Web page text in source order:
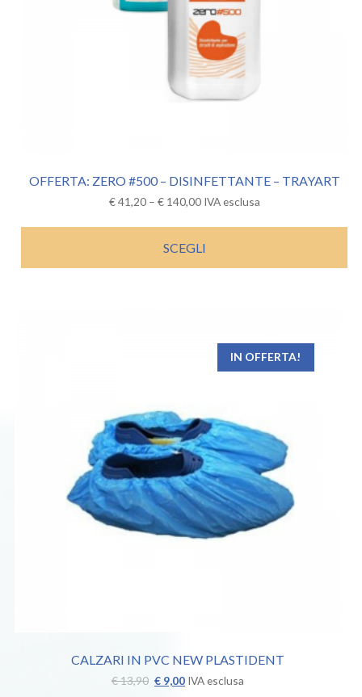
OFFERTA: ZERO #500 – DISINFETTANTE – TRAYART
€41,20– €140,00 IVA esclusa
SCEGLI
IN OFFERTA!
CALZARI IN PVC NEW PLASTIDENT
€13,90 Il
€9,00IlIVA esclusa